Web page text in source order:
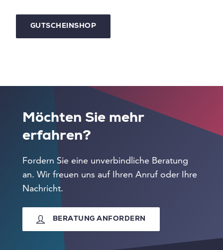
GUTSCHEINSHOP
Möchten Sie mehr
erfahren?
Fordern Sie eine unverbindliche Beratung
an. Wir freuen uns auf Ihren Anruf oder Ihre
Nachricht.
BERATUNG ANFORDERN